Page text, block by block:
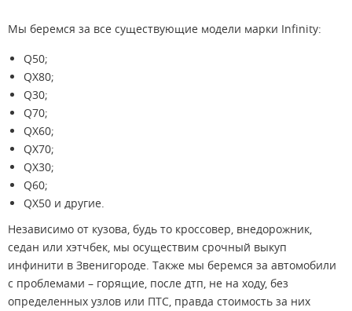
Мы беремся за все существующие модели марки Infinity:
Q50;
QX80;
Q30;
Q70;
QX60;
QX70;
QX30;
Q60;
QX50 и другие.
Независимо от кузова, будь то кроссовер, внедорожник,
седан или хэтчбек, мы осуществим срочный выкуп
инфинити в Звенигороде. Также мы беремся за автомобили
с проблемами – горящие, после дтп, не на ходу, без
определенных узлов или ПТС, правда стоимость за них